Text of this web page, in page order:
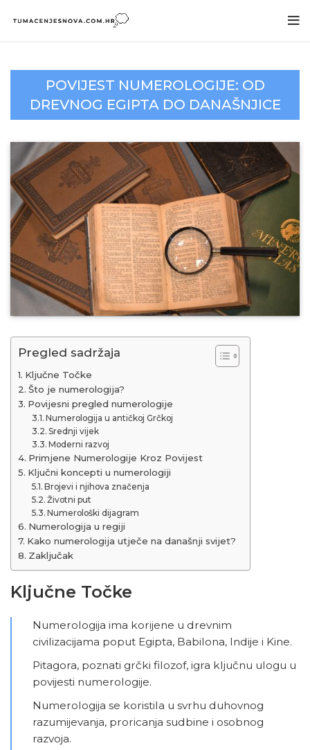
POVIJEST NUMEROLOGIJE: OD
DREVNOG EGIPTA DO DANAŠNJICE
Pregled sadržaja
Ključne Točke
Što je numerologija?
Povijesni pregled numerologije
Numerologija u antičkoj Grčkoj
Srednji vijek
Moderni razvoj
Primjene Numerologije Kroz Povijest
Ključni koncepti u numerologiji
Brojevi i njihova značenja
Životni put
Numerološki dijagram
Numerologija u regiji
Kako numerologija utječe na današnji svijet?
Zaključak
Ključne Točke
Numerologija ima korijene u drevnim
civilizacijama poput Egipta, Babilona, Indije i Kine.
Pitagora, poznati grčki filozof, igra ključnu ulogu u
povijesti numerologije.
Numerologija se koristila u svrhu duhovnog
razumijevanja, proricanja sudbine i osobnog
razvoja.